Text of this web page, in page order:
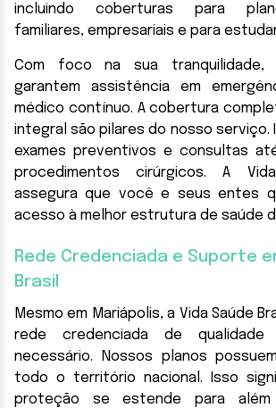
incluindo coberturas para
familiares, empresariais e para
Com foco na sua tranquilidade,
garantem assistência em
médico contínuo. A cobertura
integral são pilares do nosso serviço.
exames preventivos e consultas
procedimentos cirúrgicos. A
assegura que você e seus entes
acesso à melhor estrutura de saúde
Rede Credenciada e Suporte
Brasil
Mesmo em Mariápolis, a Vida Saúde
rede credenciada de
necessário. Nossos planos
todo o território nacional. Isso
proteção se estende para além